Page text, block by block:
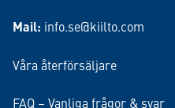
Mail: info.se@kiilto.com
Våra återförsäljare
FAQ – Vanliga frågor & svar